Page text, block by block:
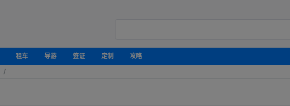
租车 导游 签证 定制
攻略